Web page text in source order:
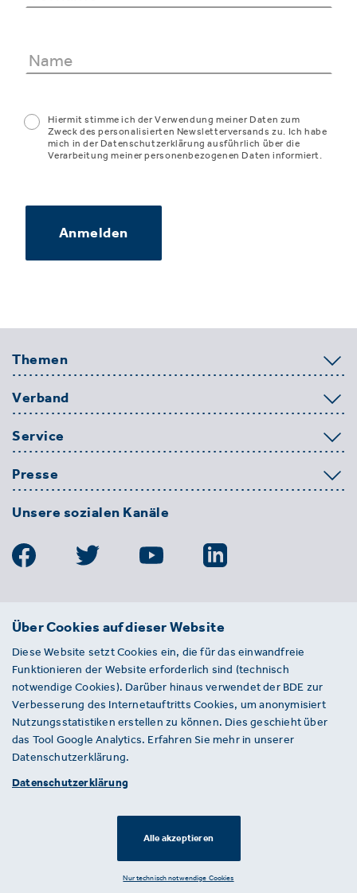
Hiermit stimme ich der Verwendung meiner Daten zum
Zweck des personalisierten Newsletterversands zu. Ich habe
mich in der Datenschutzerklärung ausführlich über die
Verarbeitung meiner personenbezogenen Daten informiert.
Anmelden
Themen
Verband
Service
Presse
Unsere sozialen Kanäle
BDE
Entsorgungs-, Wasser- und
Kreislaufwirtschaft e. V.
Von-der-Heydt-Straße 2
D 10785 Berlin
Sie haben einen Fehler auf unserer Website
gefunden? Ihnen ist ein defekter Link
aufgefallen? Wir freuen uns über Ihren
Über Cookies auf dieser Website
Diese Website setzt Cookies ein, die für das einwandfreie
Funktionieren der Website erforderlich sind (technisch
notwendige Cookies). Darüber hinaus verwendet der BDE zur
Verbesserung des Internetauftritts Cookies, um anonymisiert
Nutzungsstatistiken erstellen zu können. Dies geschieht über
das Tool Google Analytics. Erfahren Sie mehr in unserer
Datenschutzerklärung.
Datenschutzerklärung
Alle akzeptieren
Nur technisch notwendige Cookies